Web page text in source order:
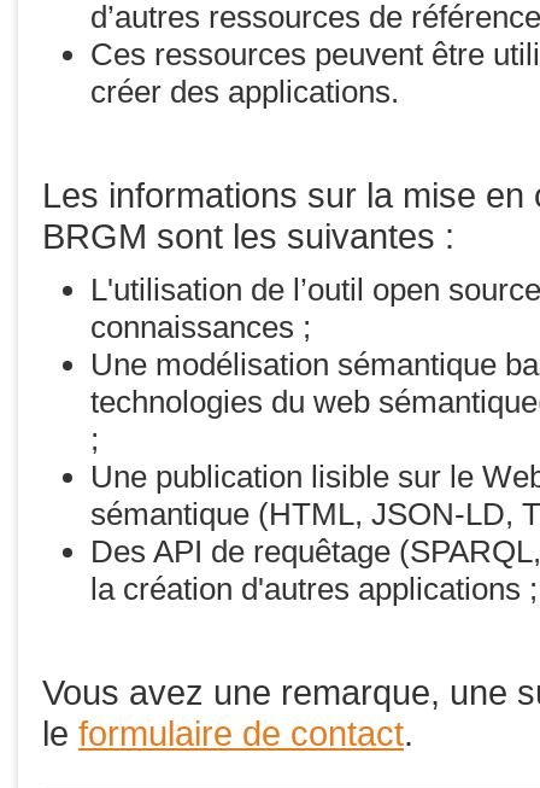
d’autres ressources de
Ces ressources peuvent être
créer des applications.
Les informations sur la mise
BRGM sont les suivantes :
L'utilisation de l’outil open
connaissances ;
Une modélisation sémantique
technologies du web
;
Une publication lisible sur le
sémantique (HTML, JSON-LD,
Des API de requêtage
la création d'autres applications ;
Vous avez une remarque, une
le formulaire de contact.